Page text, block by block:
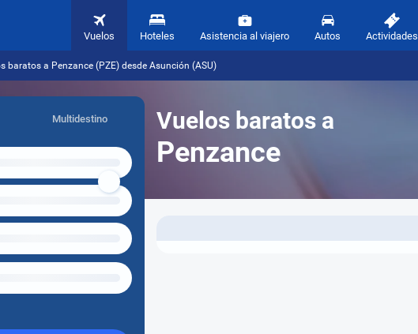
Vuelos Hoteles Asistencia al viajero Autos Actividades
baratos a Penzance (PZE) desde Asunción (ASU)
Vuelos baratos a
Penzance
Multidestino